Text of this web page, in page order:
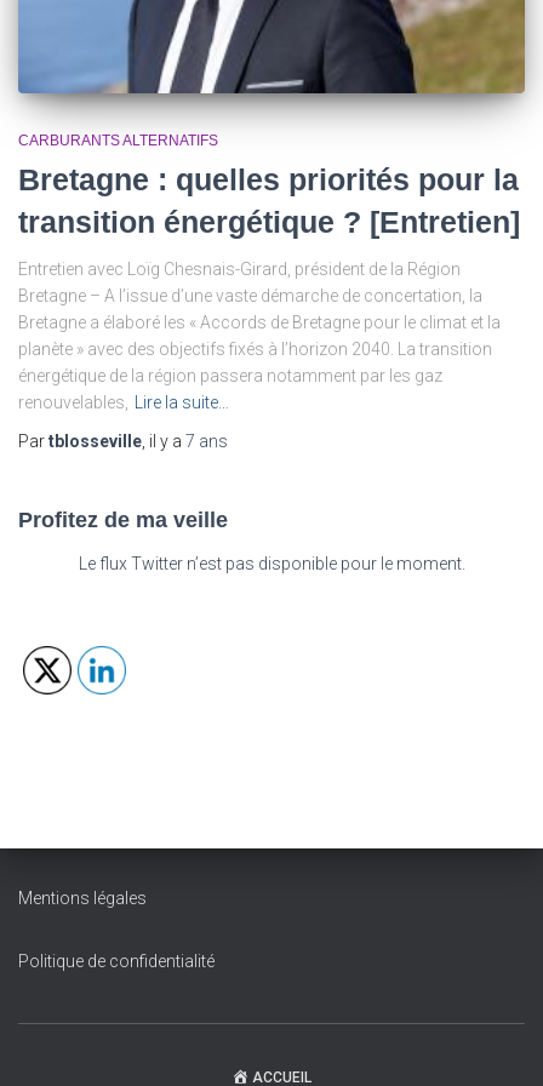
CARBURANTS ALTERNATIFS
Bretagne : quelles priorités pour la
transition énergétique ? [Entretien]
Entretien avec Loïg Chesnais-Girard, président de la Région
Bretagne – A l’issue d’une vaste démarche de concertation, la
Bretagne a élaboré les « Accords de Bretagne pour le climat et la
planète » avec des objectifs fixés à l’horizon 2040. La transition
énergétique de la région passera notamment par les gaz
renouvelables,
Lire la suite…
Partblosseville , il y a 7 ans
Profitez de ma veille
Le flux Twitter n’est pas disponible pour le moment.
Mentions légales
Politique de confidentialité
ACCUEIL